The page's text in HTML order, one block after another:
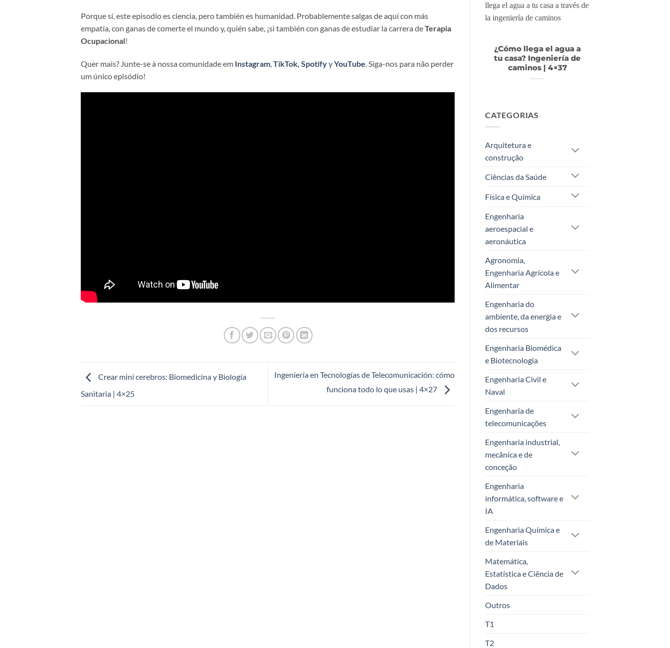
Porque sí, este episodio es ciencia, pero también es humanidad. Probablemente salgas de aquí con más
empatía, con ganas de comerte el mundo y, quién sabe, ¡si también con ganas de estudiar la carrera deTerapia
Ocupacional!
Quer mais? Junte-se à nossa comunidade em Instagram TikTok SpotifyyYouTube . Siga-nos para não perder
um único episódio!
Crear mini cerebros: Biomedicina y Biología
Sanitaria | 4×25
Ingeniería en Tecnologías de Telecomunicación: cómo
funciona todo lo que usas | 4×27
¿Cómo llega el agua a
tu casa? Ingeniería de
caminos | 4×37
CATEGORIAS
Arquitetura e
construção
Ciências da Saúde
Física e Química
Engenharia
aeroespacial e
aeronáutica
Agronomia,
Engenharia Agrícola e
Alimentar
Engenharia do
ambiente, da energia e
dos recursos
Engenharia Biomédica
e Biotecnologia
Engenharia Civil e
Naval
Engenharia de
telecomunicações
Engenharia industrial,
mecânica e de
conceção
Engenharia
informática, software e
IA
Engenharia Química e
de Materiais
Matemática,
Estatística e Ciência de
Dados
Outros
T1
T2